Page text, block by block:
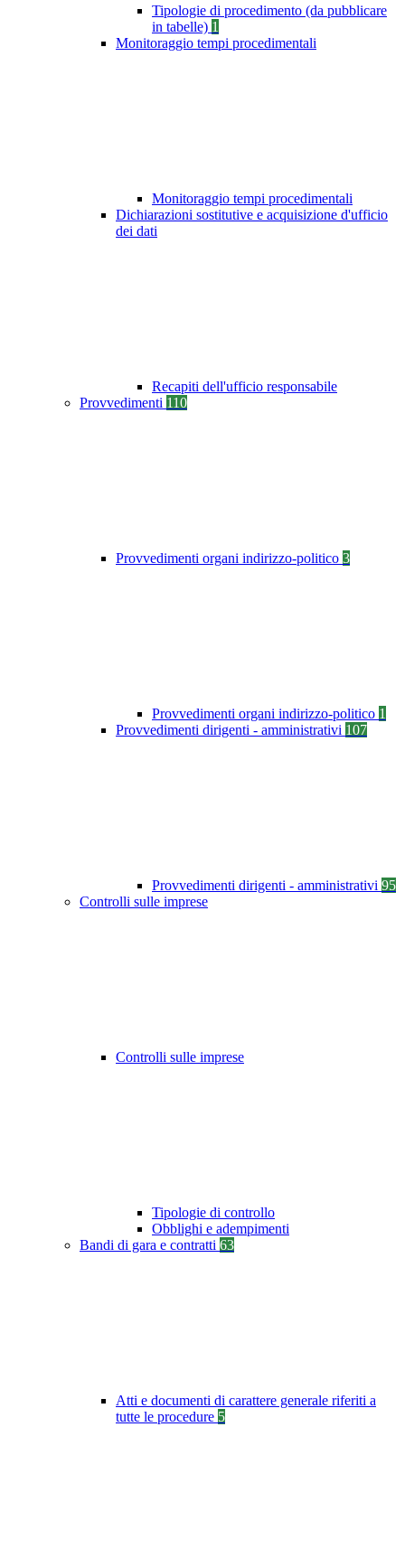
Tipologie di procedimento (da pubblicare
in tabelle) 1
Monitoraggio tempi procedimentali
Monitoraggio tempi procedimentali
Dichiarazioni sostitutive e acquisizione d'ufficio
dei dati
Recapiti dell'ufficio responsabile
Provvedimenti 110
Provvedimenti organi indirizzo-politico 3
Provvedimenti organi indirizzo-politico 1
Provvedimenti dirigenti - amministrativi 107
Provvedimenti dirigenti - amministrativi 95
Controlli sulle imprese
Controlli sulle imprese
Tipologie di controllo
Obblighi e adempimenti
Bandi di gara e contratti 63
Atti e documenti di carattere generale riferiti a
tutte le procedure 5